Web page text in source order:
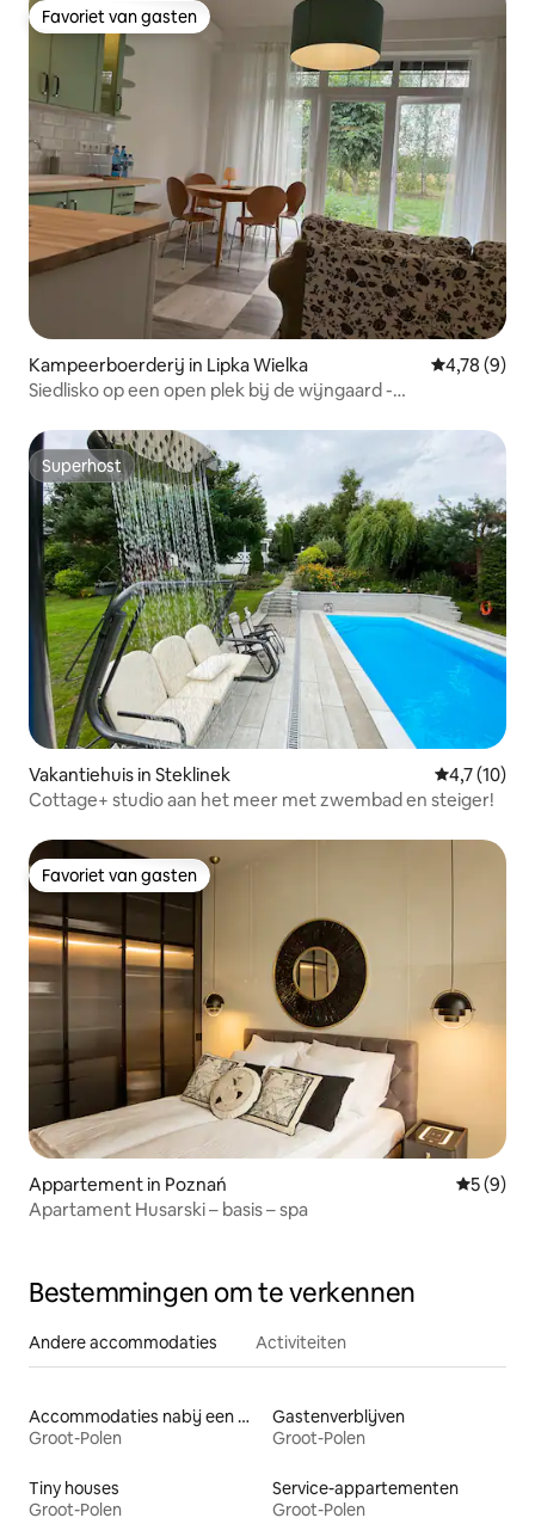
Favoriet van gasten
Favoriet van gasten
Kampeerboerderij in Lipka Wielka
4,78 (9)
Siedlisko op een open plek bij de wijngaard -
Superhost
Superhost
Vakantiehuis in Steklinek
4,7 (10)
Cottage+ studio aan het meer met zwembad en steiger!
Favoriet van gasten
Favoriet van gasten
Appartement in Poznań
5 (9)
Apartament Husarski – basis – spa
Bestemmingen om te verkennen
Andere accommodaties Activiteiten
Accommodaties nabij een meer
Groot-Polen
Gastenverblijven
Groot-Polen
Tiny houses
Groot-Polen
Service-appartementen
Groot-Polen